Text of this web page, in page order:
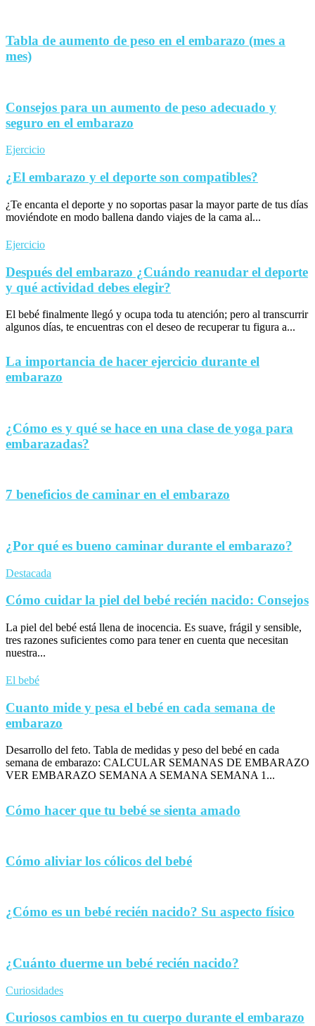
Tabla de aumento de peso en el embarazo (mes a
mes)
Consejos para un aumento de peso adecuado y
seguro en el embarazo
Ejercicio
¿El embarazo y el deporte son compatibles?
¿Te encanta el deporte y no soportas pasar la mayor parte de tus días
moviéndote en modo ballena dando viajes de la cama al...
Ejercicio
Después del embarazo ¿Cuándo reanudar el deporte
y qué actividad debes elegir?
El bebé finalmente llegó y ocupa toda tu atención; pero al transcurrir
algunos días, te encuentras con el deseo de recuperar tu figura a...
La importancia de hacer ejercicio durante el
embarazo
¿Cómo es y qué se hace en una clase de yoga para
embarazadas?
7 beneficios de caminar en el embarazo
¿Por qué es bueno caminar durante el embarazo?
Destacada
Cómo cuidar la piel del bebé recién nacido: Consejos
La piel del bebé está llena de inocencia. Es suave, frágil y sensible,
tres razones suficientes como para tener en cuenta que necesitan
nuestra...
El bebé
Cuanto mide y pesa el bebé en cada semana de
embarazo
Desarrollo del feto. Tabla de medidas y peso del bebé en cada
semana de embarazo: CALCULAR SEMANAS DE EMBARAZO
VER EMBARAZO SEMANA A SEMANA SEMANA 1...
Cómo hacer que tu bebé se sienta amado
Cómo aliviar los cólicos del bebé
¿Cómo es un bebé recién nacido? Su aspecto físico
¿Cuánto duerme un bebé recién nacido?
Curiosidades
Curiosos cambios en tu cuerpo durante el embarazo